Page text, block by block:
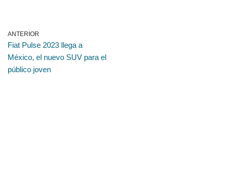
ANTERIOR
Fiat Pulse 2023 llega a
México, el nuevo SUV para el
público joven